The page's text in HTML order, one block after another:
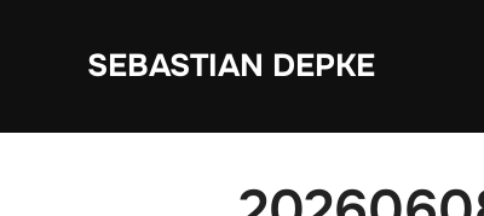
SEBASTIAN DEPKE